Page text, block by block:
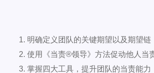
1. 明确定义团队的关键期望以及期望链
2. 使用《当责®领导》方法促动他人当
3. 掌握四大工具，提升团队的当责能力